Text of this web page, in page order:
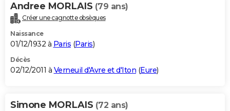
Andree MORLAIS (79 ans)
Créer une cagnotte obsèques
Naissance
01/12/1932 à Paris (Paris)
Décès
02/12/2011 à Verneuil d'Avre et d'Iton (Eure)
Simone MORLAIS (72 ans)